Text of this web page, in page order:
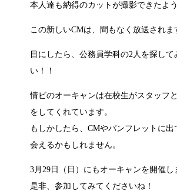
本人達も納得のカットが撮影できたよう
この新しいCMは、間もなく放送されま
目にしたら、公務員学科の2人を探して
い！！
情ビのオーキャンは在校生がスタッフ
をしてくれています。
もしかしたら、CMやパンフレットに出
会えるかもしれません。
3月29日（日）にもオーキャンを開催し
是非、参加してみてくださいね！